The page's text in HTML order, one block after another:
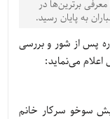
برترین‌ها در
به پایان رسید.
پس از شور و بررسی
می‌نماید:
سوخو سرکار خانم